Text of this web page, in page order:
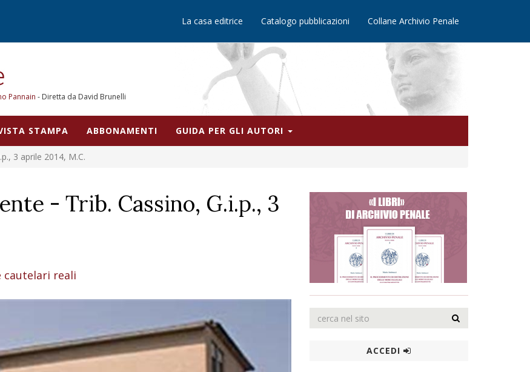
La casa editrice Catalogo pubblicazioni Collane Archivio Penale
Pannain - Diretta da David Brunelli
STAMPA ABBONAMENTI GUIDA PER GLI AUTORI
3 aprile 2014, M.C.
- Trib. Cassino, G.i.p., 3
cautelari reali
ACCEDI